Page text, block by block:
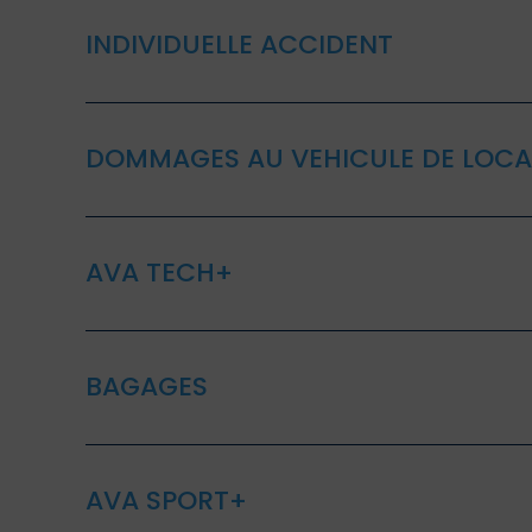
INDIVIDUELLE ACCIDENT
DOMMAGES AU VEHICULE DE
AVA TECH+
BAGAGES
AVA SPORT+